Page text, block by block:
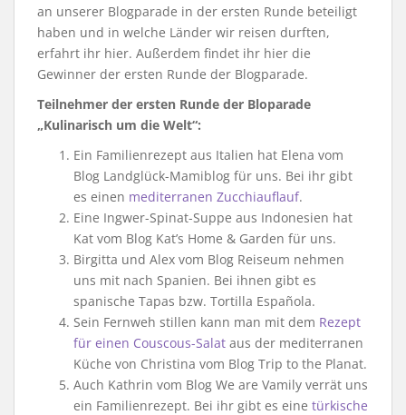
an unserer Blogparade in der ersten Runde beteiligt
haben und in welche Länder wir reisen durften,
erfahrt ihr hier. Außerdem findet ihr hier die
Gewinner der ersten Runde der Blogparade.
Teilnehmer der ersten Runde der Bloparade
„Kulinarisch um die Welt“:
Ein Familienrezept aus Italien hat Elena vom
Blog Landglück-Mamiblog für uns. Bei ihr gibt
es einen mediterranen Zucchiauflauf.
Eine Ingwer-Spinat-Suppe aus Indonesien hat
Kat vom Blog Kat’s Home & Garden für uns.
Birgitta und Alex vom Blog Reiseum nehmen
uns mit nach Spanien. Bei ihnen gibt es
spanische Tapas bzw. Tortilla Española.
Sein Fernweh stillen kann man mit dem Rezept
für einen Couscous-Salat aus der mediterranen
Küche von Christina vom Blog Trip to the Planat.
Auch Kathrin vom Blog We are Vamily verrät uns
ein Familienrezept. Bei ihr gibt es eine türkische